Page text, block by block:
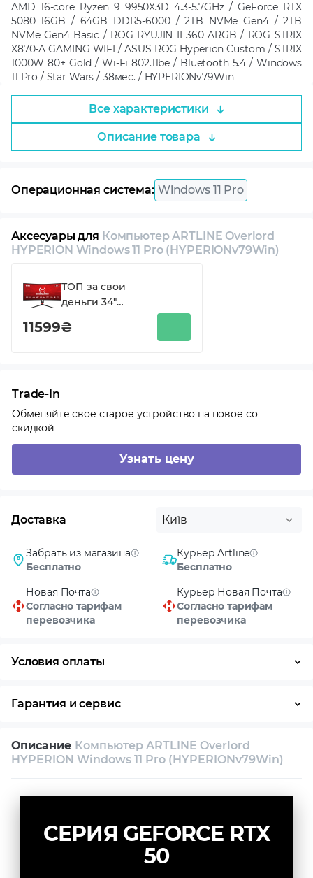
AMD 16-core Ryzen 9 9950X3D 4.3-5.7GHz / GeForce RTX
5080 16GB / 64GB DDR5-6000 / 2TB NVMe Gen4 / 2TB
NVMe Gen4 Basic / ROG RYUJIN II 360 ARGB / ROG STRIX
X870-A GAMING WIFI / ASUS ROG Hyperion Custom / STRIX
1000W 80+ Gold / Wi-Fi 802.11be / Bluetooth 5.4 / Windows
11 Pro / Star Wars / 38мес. / HYPERIONv79Win
Все характеристики
Описание товара
Операционная система: Windows 11 Pro
Аксесуары для Компьютер ARTLINE Overlord
HYPERION Windows 11 Pro (HYPERIONv79Win)
ТОП за свои
деньги 34"
Curved
11599₴
Trade-In
Обменяйте своё старое устройство на новое со
скидкой
Узнать цену
Доставка Київ
Забрать из магазина
Бесплатно
Курьер Artline
Бесплатно
Новая Почта
Согласно тарифам
перевозчика
Курьер Новая Почта
Согласно тарифам
перевозчика
Условия оплаты
Гарантия и сервис
Возврат и обмен в течение 14 дней
Описание Компьютер ARTLINE Overlord
HYPERION Windows 11 Pro (HYPERIONv79Win)
СЕРИЯ GEFORCE RTX
50